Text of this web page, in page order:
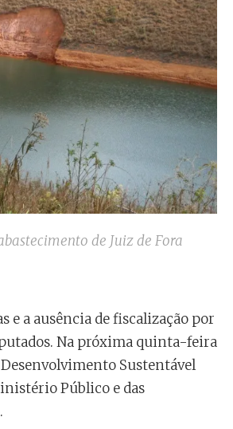
de Juiz de Fora
e a ausência de fiscalização por
Na próxima quinta-feira
Sustentável
Público e das